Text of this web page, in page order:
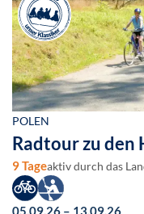
POLEN
Radtour zu den
9 Tageaktiv durch das
05.09.26 – 13.09.26